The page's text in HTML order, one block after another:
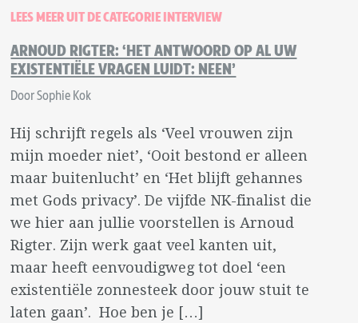
LEES MEER UIT DE CATEGORIE INTERVIEW
ARNOUD RIGTER: ‘HET ANTWOORD OP AL UW
EXISTENTIËLE VRAGEN LUIDT: NEEN’
Door Sophie Kok
Hij schrijft regels als ‘Veel vrouwen zijn
mijn moeder niet’, ‘Ooit bestond er alleen
maar buitenlucht’ en ‘Het blijft gehannes
met Gods privacy’. De vijfde NK-finalist die
we hier aan jullie voorstellen is Arnoud
Rigter. Zijn werk gaat veel kanten uit,
maar heeft eenvoudigweg tot doel ‘een
existentiële zonnesteek door jouw stuit te
laten gaan’. Hoe ben je […]